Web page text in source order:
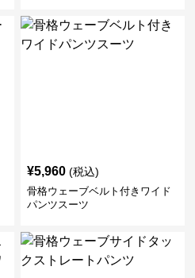
¥5,960 (税込)
骨格ウェーブベルト付きワイド
パンツスーツ